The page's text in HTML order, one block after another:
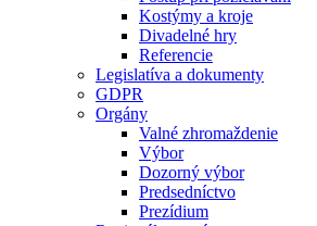
Kostýmy a kroje
Divadelné hry
Referencie
Legislatíva a dokumenty
GDPR
Orgány
Valné zhromaždenie
Výbor
Dozorný výbor
Predsedníctvo
Prezídium